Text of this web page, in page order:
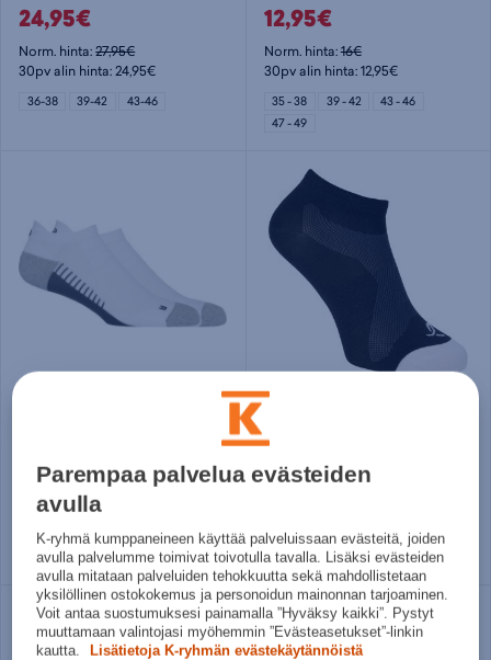
24,95€
Norm. hinta:27,95€
30pv alin hinta: 24,95€
36-38 39-42 43-46
12,95€
Norm. hinta:16€
30pv alin hinta: 12,95€
35 - 38 39 - 42
43 - 46
47 - 49
Norm. hinta:16€
30pv alin hinta: 12,95€
35 - 38 39 - 42
43 - 46
47 - 49
Energetics
3,95€
Parempaa palvelua evästeiden
avulla
K-ryhmä kumppaneineen käyttää palveluissaan evästeitä, joiden
avulla palvelumme toimivat toivotulla tavalla. Lisäksi evästeiden
avulla mitataan palveluiden tehokkuutta sekä mahdollistetaan
yksilöllinen ostokokemus ja personoidun mainonnan tarjoaminen.
Voit antaa suostumuksesi painamalla ”Hyväksy kaikki”. Pystyt
muuttamaan valintojasi myöhemmin ”Evästeasetukset”-linkin
kautta.
Lisätietoja K-ryhmän evästekäytännöistä